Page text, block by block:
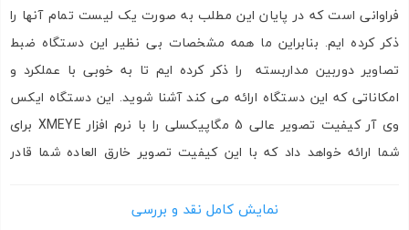
فراوانی است که در پایان این مطلب به صورت یک لیست تمام آنها را
ذکر کرده ایم. بنابراین ما همه مشخصات بی نظیر این دستگاه ضبط
تصاویر دوربین مداربسته را ذکر کرده ایم تا به خوبی با عملکرد و
امکاناتی که این دستگاه ارائه می کند آشنا شوید. این دستگاه ایکس
وی آر کیفیت تصویر عالی 5 مگاپیکسلی را با نرم افزار XMEYE برای
شما ارائه خواهد داد که با این کیفیت تصویر خارق العاده شما قادر
نمایش کامل نقد و بررسی
ارسال
به من از طریق پیامک اطلاع بده